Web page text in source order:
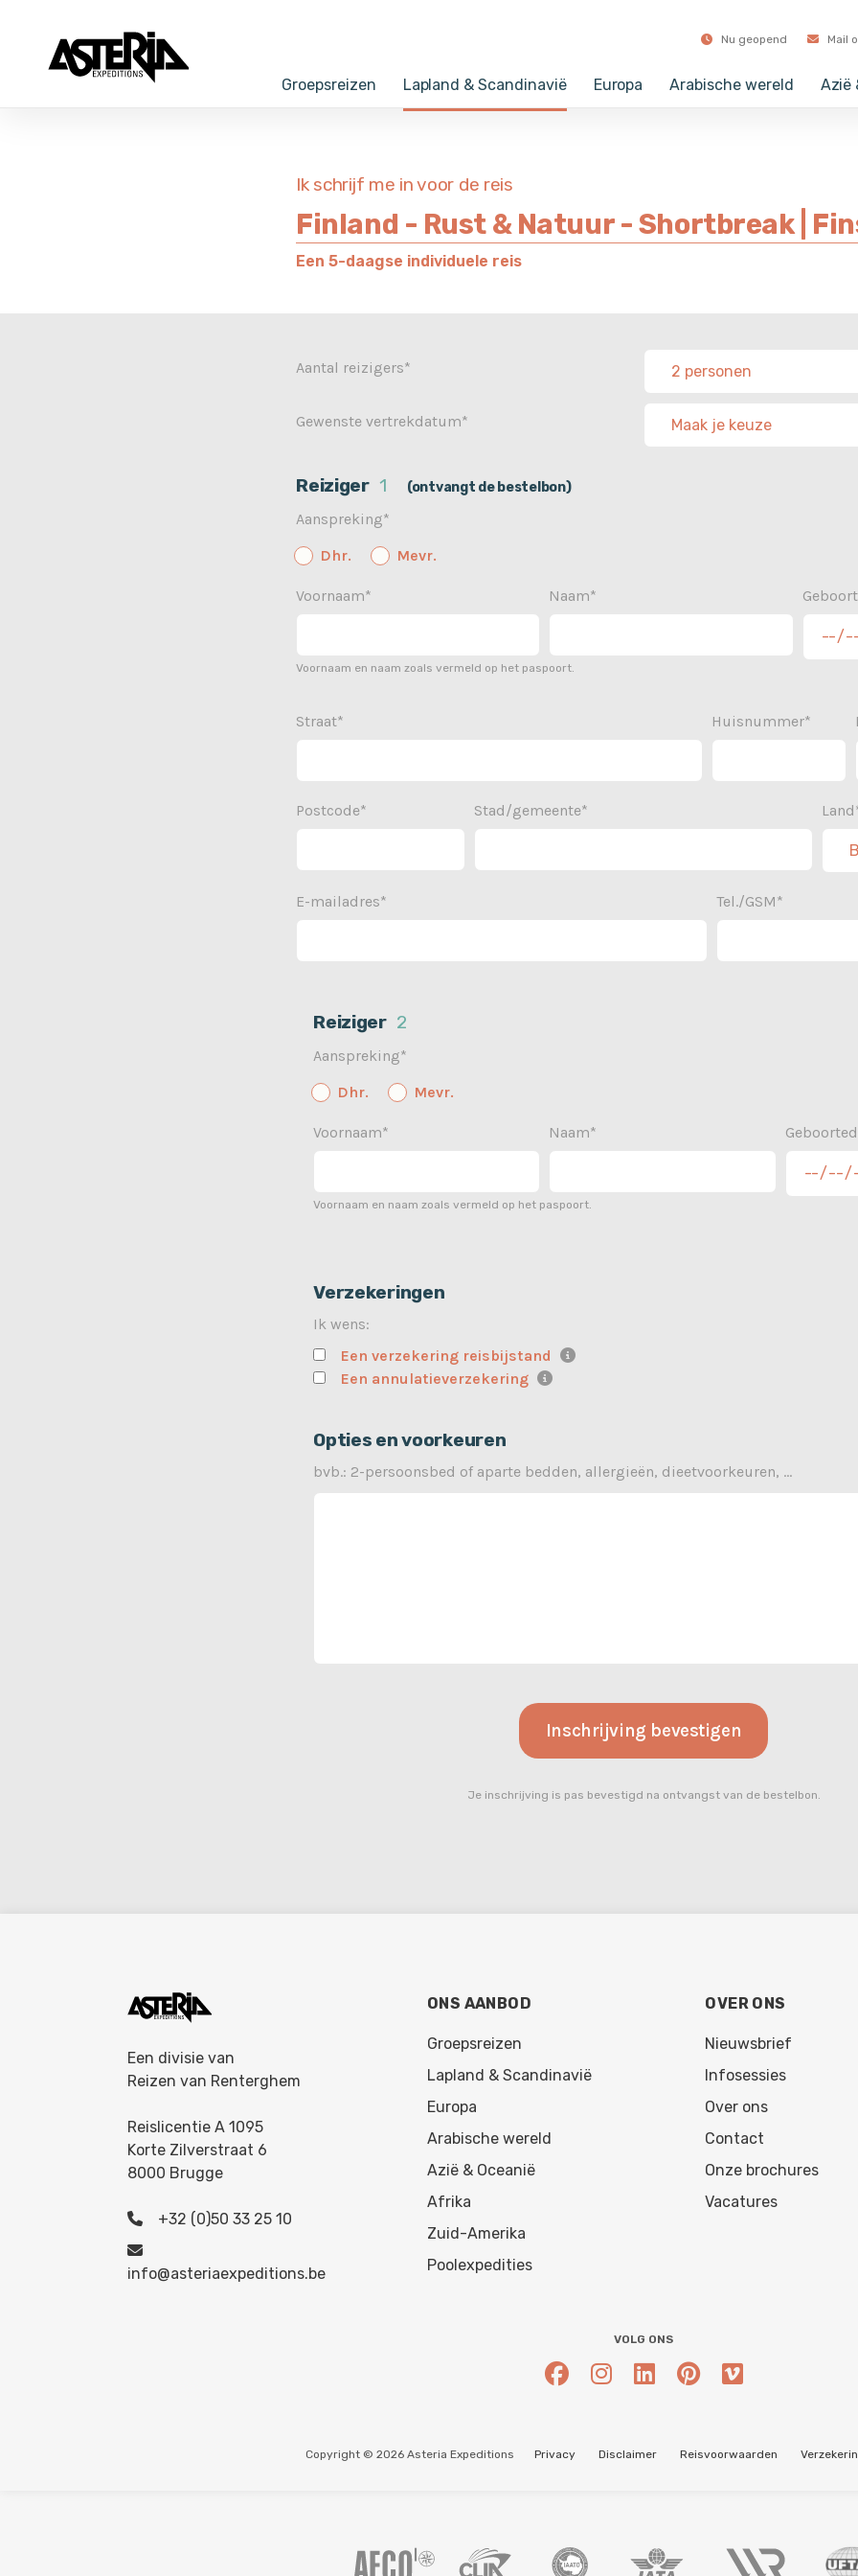
Nu geopend Mail
Groepsreizen Lapland & Scandinavië Europa Arabische wereld Azië
Ik schrijf me in voor de reis
Finland - Rust & Natuur - Shortbreak |
Een 5-daagse individuele reis
Aantal reizigers*
Gewenste vertrekdatum*
Reiziger 1 (ontvangt de bestelbon)
Aanspreking*
Dhr.
Mevr.
Voornaam* Naam*
Voornaam en naam zoals vermeld op het paspoort.
Straat* Huisnummer*
Postcode* Stad/gemeente*
Tel./GSM*
E-mailadres*
Reiziger 2
Aanspreking*
Dhr.
Mevr.
Voornaam* Naam*
Voornaam en naam zoals vermeld op het paspoort.
Verzekeringen
Ik wens:
Een verzekering reisbijstand
Een annulatieverzekering
Opties en voorkeuren
bvb.: 2-persoonsbed of aparte bedden, allergieën, dieetvoorkeuren, ...
Je inschrijving is pas bevestigd na ontvangst van de bestelbon.
Een divisie van
Reizen van Renterghem
Reislicentie A 1095
Korte Zilverstraat 6
8000 Brugge
+32 (0)50 33 25 10
info@asteriaexpeditions.be
ONS AANBOD
Groepsreizen
Lapland & Scandinavië
Europa
Arabische wereld
Azië & Oceanië
Afrika
Zuid-Amerika
Poolexpedities
OVER ONS
Nieuwsbrief
Infosessies
Over ons
Contact
Onze brochures
Vacatures
VOLG ONS
Copyright © 2026 Asteria Expeditions Privacy Disclaimer Reisvoorwaarden